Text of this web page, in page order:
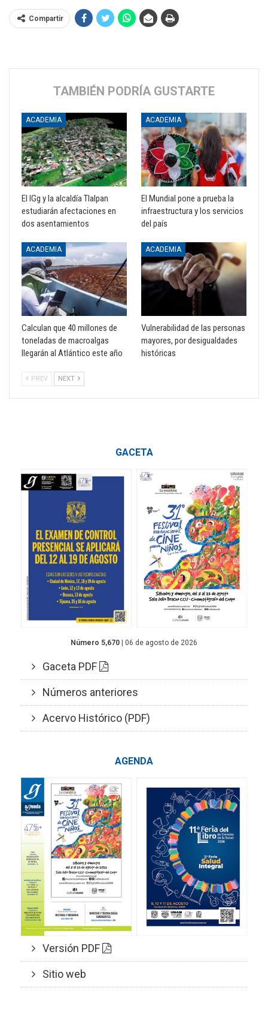
Compartir
TAMBIÉN PODRÍA GUSTARTE
ACADEMIA
El IGg y la alcaldía Tlalpan
estudiarán afectaciones en
dos asentamientos
ACADEMIA
El Mundial pone a prueba la
infraestructura y los servicios
del país
ACADEMIA
Calculan que 40 millones de
toneladas de macroalgas
llegarán al Atlántico este año
ACADEMIA
Vulnerabilidad de las personas
mayores, por desigualdades
históricas
PREV NEXT
GACETA
Número 5,670 | 06 de agosto de 2026
Gaceta PDF
Números anteriores
Acervo Histórico (PDF)
AGENDA
Versión PDF
Sitio web